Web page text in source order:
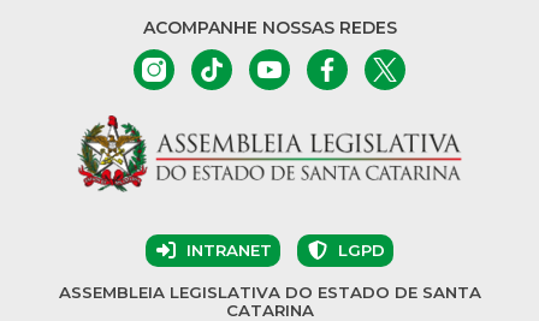
ACOMPANHE NOSSAS REDES
INTRANET LGPD
ASSEMBLEIA LEGISLATIVA DO ESTADO DE SANTA
CATARINA